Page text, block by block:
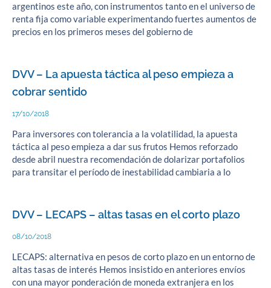
argentinos este año, con instrumentos tanto en el universo de
renta fija como variable experimentando fuertes aumentos de
precios en los primeros meses del gobierno de
DVV – La apuesta táctica al peso empieza a
cobrar sentido
17/10/2018
Para inversores con tolerancia a la volatilidad, la apuesta
táctica al peso empieza a dar sus frutos Hemos reforzado
desde abril nuestra recomendación de dolarizar portafolios
para transitar el período de inestabilidad cambiaria a lo
DVV – LECAPS – altas tasas en el corto plazo
08/10/2018
LECAPS: alternativa en pesos de corto plazo en un entorno de
altas tasas de interés Hemos insistido en anteriores envíos
con una mayor ponderación de moneda extranjera en los